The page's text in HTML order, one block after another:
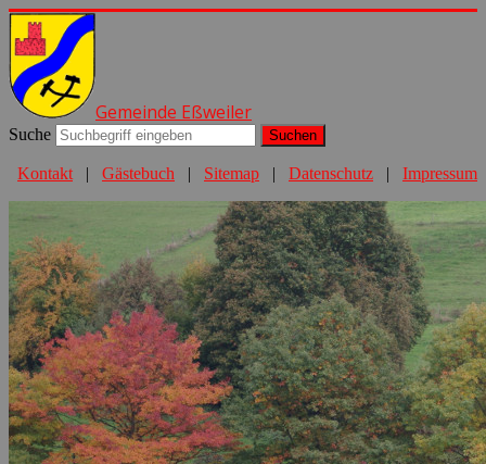
Gemeinde Eßweiler
Suche Suchen
Kontakt | Gästebuch | Sitemap | Datenschutz | Impressum